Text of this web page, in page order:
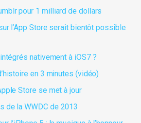
pour 1 milliard de dollars
l’App Store serait bientôt possible
nativement à iOS7 ?
en 3 minutes (vidéo)
Store se met à jour
de la WWDC de 2013